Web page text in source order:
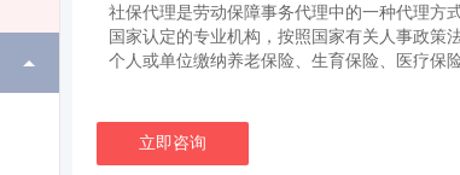
社保代理是劳动保障事务代理中的一种代理方
国家认定的专业机构，按照国家有关人事政策
个人或单位缴纳养老保险、生育保险、医疗保
立即咨询